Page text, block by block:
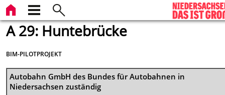
A 29: Huntebrücke
BIM-PILOTPROJEKT
Autobahn GmbH des Bundes für Autobahnen in
Niedersachsen zuständig